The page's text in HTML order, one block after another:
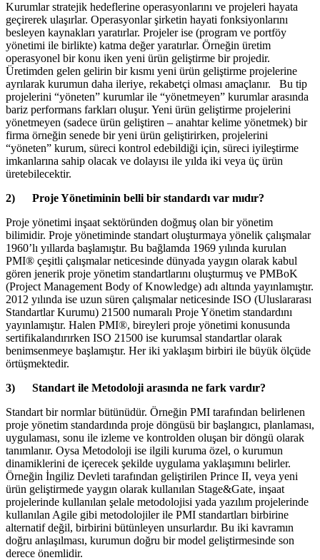
Kurumlar stratejik hedeflerine operasyonlarını ve projeleri hayata
geçirerek ulaşırlar. Operasyonlar şirketin hayati fonksiyonlarını
besleyen kaynakları yaratırlar. Projeler ise (program ve portföy
yönetimi ile birlikte) katma değer yaratırlar. Örneğin üretim
operasyonel bir konu iken yeni ürün geliştirme bir projedir.
Üretimden gelen gelirin bir kısmı yeni ürün geliştirme projelerine
ayrılarak kurumun daha ileriye, rekabetçi olması amaçlanır. Bu tip
projelerini “yöneten” kurumlar ile “yönetmeyen” kurumlar arasında
bariz performans farkları oluşur. Yeni ürün geliştirme projelerini
yönetmeyen (sadece ürün geliştiren – anahtar kelime yönetmek) bir
firma örneğin senede bir yeni ürün geliştirirken, projelerini
“yöneten” kurum, süreci kontrol edebildiği için, süreci iyileştirme
imkanlarına sahip olacak ve dolayısı ile yılda iki veya üç ürün
üretebilecektir.
2) Proje Yönetiminin belli bir standardı var mıdır?
Proje yönetimi inşaat sektöründen doğmuş olan bir yönetim
bilimidir. Proje yönetiminde standart oluşturmaya yönelik çalışmalar
1960’lı yıllarda başlamıştır. Bu bağlamda 1969 yılında kurulan
PMI® çeşitli çalışmalar neticesinde dünyada yaygın olarak kabul
gören jenerik proje yönetim standartlarını oluşturmuş ve PMBoK
(Project Management Body of Knowledge) adı altında yayınlamıştır.
2012 yılında ise uzun süren çalışmalar neticesinde ISO (Uluslararası
Standartlar Kurumu) 21500 numaralı Proje Yönetim standardını
yayınlamıştır. Halen PMI®, bireyleri proje yönetimi konusunda
sertifikalandırırken ISO 21500 ise kurumsal standartlar olarak
benimsenmeye başlamıştır. Her iki yaklaşım birbiri ile büyük ölçüde
örtüşmektedir.
3) Standart ile Metodoloji arasında ne fark vardır?
Standart bir normlar bütünüdür. Örneğin PMI tarafından belirlenen
proje yönetim standardında proje döngüsü bir başlangıcı, planlaması,
uygulaması, sonu ile izleme ve kontrolden oluşan bir döngü olarak
tanımlanır. Oysa Metodoloji ise ilgili kuruma özel, o kurumun
dinamiklerini de içerecek şekilde uygulama yaklaşımını belirler.
Örneğin İngiliz Devleti tarafından geliştirilen Prince II, veya yeni
ürün geliştirmede yaygın olarak kullanılan Stage&Gate, inşaat
projelerinde kullanılan şelale metodolojisi yada yazılım projelerinde
kullanılan Agile gibi metodolojiler ile PMI standartları birbirine
alternatif değil, birbirini bütünleyen unsurlardır. Bu iki kavramın
doğru anlaşılması, kurumun doğru bir model geliştirmesinde son
derece önemlidir.